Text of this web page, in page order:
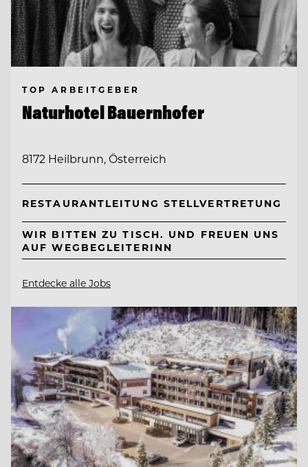
TOP ARBEITGEBER
Naturhotel Bauernhofer
8172 Heilbrunn, Österreich
RESTAURANTLEITUNG STELLVERTRETUNG
WIR BITTEN ZU TISCH. UND FREUEN UNS
AUF WEGBEGLEITERINN
Entdecke alle Jobs